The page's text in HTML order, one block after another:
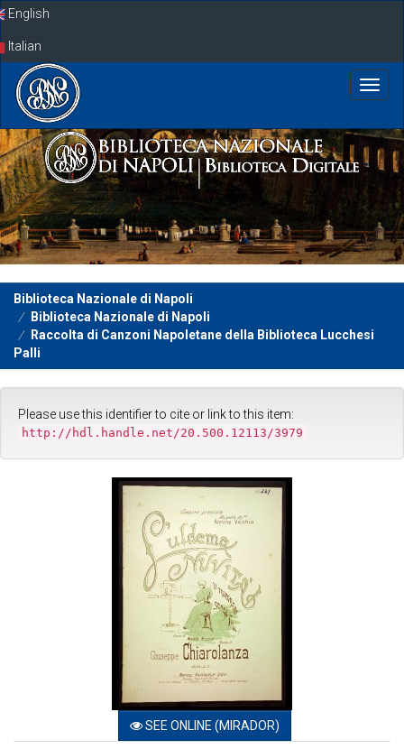
SkipEnglish
Italian
Biblioteca Nazionale di Napoli
Biblioteca Nazionale di Napoli
Raccolta di Canzoni Napoletane della Biblioteca Lucchesi
Palli
Please use this identifier to cite or link to this item:
http://hdl.handle.net/20.500.12113/3979
SEE ONLINE (MIRADOR)